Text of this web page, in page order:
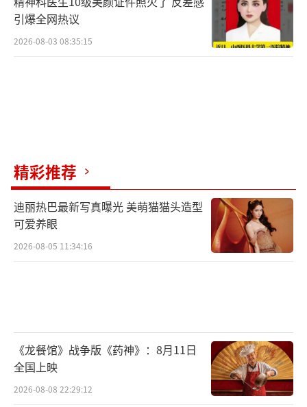
引爆全网热议
2026-08-03 08:35:15
精彩推荐
迪丽热巴最新写真曝光 美萌猫猫头造型
可爱养眼
2026-08-05 11:34:16
《龙餐馆》战争版《药神》：8月11日
全国上映
2026-08-08 22:29:12